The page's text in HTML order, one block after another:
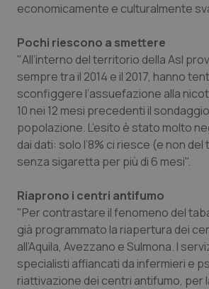
Quotidiano Cardiologia
Quotidiano Chirurgia
Quotidiano Oncologia
Quotidiano Pediatria
Rene & patologie urogenitali
Salute orale & impianti
Sangue & coagulazione
Tiroide
economicamente e culturalmente
Pochi riescono a smettere
"All’interno del territorio della Asl
sempre tra il 2014 e il 2017, hanno
sconfiggere l’assuefazione alla
10 nei 12 mesi precedenti il
popolazione. L’esito è stato molto
dai dati: solo l’8% ci riesce (e non
senza sigaretta per più di 6 mesi".
Riaprono i centri antifumo
"Per contrastare il fenomeno del
già programmato la riapertura dei
all’Aquila, Avezzano e Sulmona. I
specialisti affiancati da infermieri e
riattivazione dei centri antifumo, per